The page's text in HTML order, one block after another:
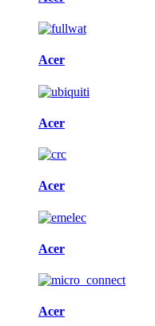
Acer
Acer
Acer
Acer
Acer